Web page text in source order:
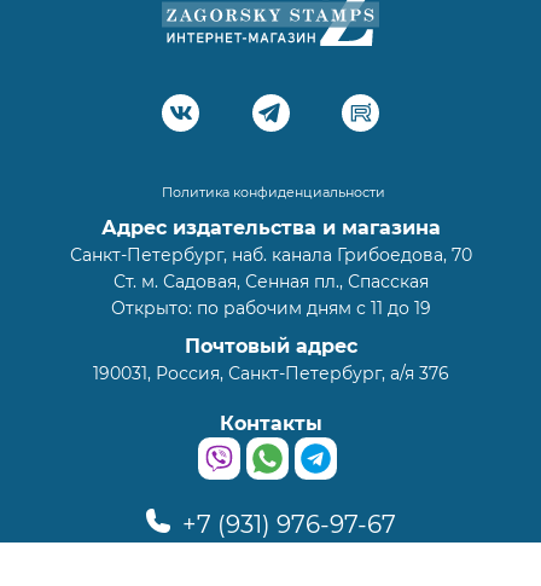
Политика конфиденциальности
Адрес издательства и магазина
Санкт-Петербург, наб. канала Грибоедова, 70
Ст. м. Садовая, Сенная пл., Спасская
Открыто: по рабочим дням с 11 до 19
Почтовый адрес
190031, Россия, Санкт-Петербург, а/я 376
Контакты
+7 (931) 976-97-67